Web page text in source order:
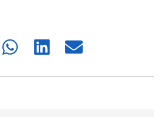
Share
Share
Share